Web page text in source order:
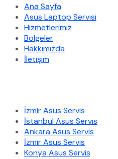
Ana Sayfa
Asus Laptop Servisi
Hizmetlerimiz
Bölgeler
Hakkımızda
İletişim
İzmir Asus Servis
İstanbul Asus Servis
Ankara Asus Servis
İzmir Asus Servis
Konya Asus Servis